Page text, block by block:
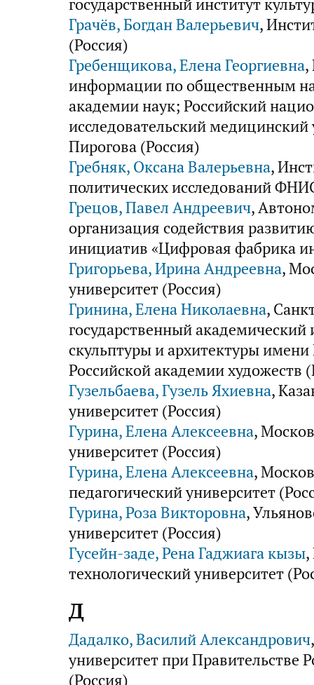
Грачёв, Богдан Валерьевич,
(Россия)
Гребенщикова, Елена Георгиевна,
информации по общественным
академии наук; Российский
исследовательский
Пирогова (Россия)
Гребняк, Оксана Валерьевна,
политических исследований
Грецов, Павел Андреевич,
организация содействия
инициатив «Цифровая фабрика
Григорьева, Ирина Андреевна,
университет (Россия)
Гринина, Елена Николаевна,
государственный
скульптуры и архитектуры
Российской академии художеств
Гузельбаева, Гузель Яхиевна,
университет (Россия)
Гурина, Елена Алексеевна,
университет (Россия)
Гурина, Елена Алексеевна,
педагогический университет
Гурина, Роза Викторовна,
университет (Россия)
Гусейн-заде, Рена Гаджиага кызы
технологический университет
Д
Дадалко, Василий Александрович
университет при Правительстве
(Россия)